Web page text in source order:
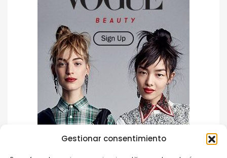
Gestionar consentimiento